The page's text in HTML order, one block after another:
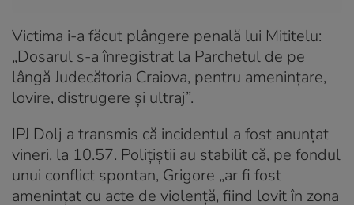
Victima i-a făcut plângere penală lui Mititelu:
„Dosarul s-a înregistrat la Parchetul de pe
lângă Judecătoria Craiova, pentru amenințare,
lovire, distrugere și ultraj”.
IPJ Dolj a transmis că incidentul a fost anunțat
vineri, la 10.57. Polițiștii au stabilit că, pe fondul
unui conflict spontan, Grigore „ar fi fost
amenințat cu acte de violență, fiind lovit în zona